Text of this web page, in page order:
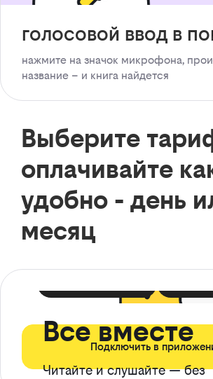
голосовой ввод в
нажмите на значок микрофона,
название – и книга найдется
Выберите
оплачивайте
удобно - день
месяц
Все вместе
Читайте и слушайте — без
Подключить в